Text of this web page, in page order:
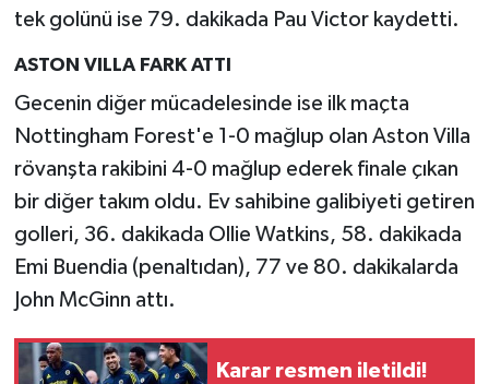
tek golünü ise 79. dakikada Pau Victor kaydetti.
ASTON VILLA FARK ATTI
Gecenin diğer mücadelesinde ise ilk maçta
Nottingham Forest'e 1-0 mağlup olan Aston Villa
rövanşta rakibini 4-0 mağlup ederek finale çıkan
bir diğer takım oldu. Ev sahibine galibiyeti getiren
golleri, 36. dakikada Ollie Watkins, 58. dakikada
Emi Buendia (penaltıdan), 77 ve 80. dakikalarda
John McGinn attı.
Karar resmen iletildi!